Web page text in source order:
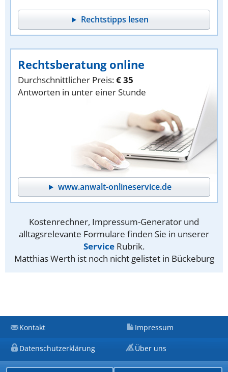
Rechtstipps lesen
Rechtsberatung online
Durchschnittlicher Preis:€ 35
Antworten in unter einer Stunde
www.anwalt-onlineservice.de
Kostenrechner, Impressum-Generator und
alltagsrelevante Formulare finden Sie in unserer
Service Rubrik.
Matthias Werth ist noch nicht gelistet in Bückeburg
Kontakt Impressum
Datenschutzerklärung Über uns